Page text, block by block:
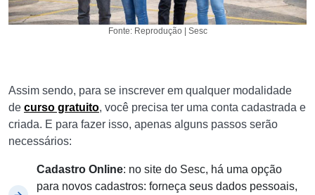
Fonte: Reprodução | Sesc
Assim sendo, para se inscrever em qualquer modalidade
de curso gratuito, você precisa ter uma conta cadastrada e
criada. E para fazer isso, apenas alguns passos serão
necessários:
Cadastro Online: no site do Sesc, há uma opção
para novos cadastros: forneça seus dados pessoais,